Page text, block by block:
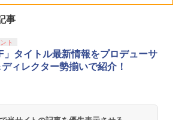
【純正品】Xbox ワイヤレス コントロー
ラー + USB-C® ケーブル
【純正品】Xbox ワイヤレス コントロー
【Amazon.co.jp限定】劇場版モノノ怪
第三章 蛇神 (Amazon.co.jp限定オリジ
ナル三方背収納ケース付きコレクション)
(オリジナル特典:オリジナル巾着＋メー
ボード付) [Blu-ray]
事
ト
」タイトル最新情報をプロデューサ
ィレクター勢揃いで紹介！